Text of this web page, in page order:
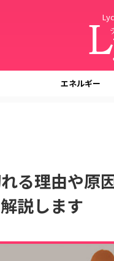
エネルギー
る理由や原
説します